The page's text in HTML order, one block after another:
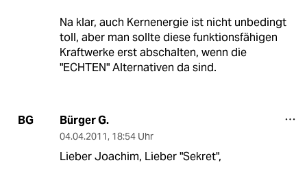
Na klar, auch Kernenergie ist nicht unbedingt
toll, aber man sollte diese funktionsfähigen
Kraftwerke erst abschalten, wenn die
"ECHTEN" Alternativen da sind.
BG Bürger G.
04.04.2011, 18:54 Uhr
Lieber Joachim, Lieber "Sekret",